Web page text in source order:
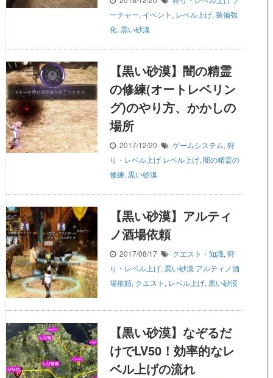
ーチャー, イベント , レベル上げ, 装備強
化, 黒い砂漠
【黒い砂漠】闇の精霊
の修練(オートレベリン
グ)のやり方、かかしの
場所
2017/12/20 ゲームシステム, 狩
り・レベル上げ レベル上げ, 闇の精霊の
修練, 黒い砂漠
【黒い砂漠】アルティ
ノ酒場依頼
2017/08/17 クエスト・知識, 狩
り・レベル上げ, 黒い砂漠 アルティノ酒
場依頼, クエスト , レベル上げ, 黒い砂漠
【黒い砂漠】なぞるだ
けでLV50！効率的なレ
ベル上げの流れ